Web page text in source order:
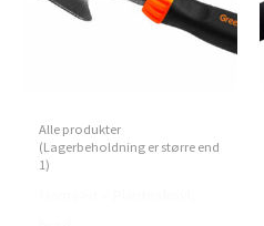
Alle produkter
(Lagerbeholdning er større end
1)